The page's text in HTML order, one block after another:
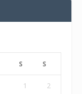
S S
1 2